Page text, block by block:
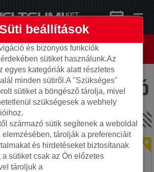
nem található
AJÁNLATOK
beállítások
és bizonyos funkciók
sütiket használunk.Az
egyes kategóriák alatt részletes
minden sütiről.A "Szükséges"
sütiket a böngésző tárolja, mivel
szükségesek a webhely
származó sütik segítenek a weboldal
elemzésében, tárolják a preferenciáit
és hirdetéseket biztosítanak
a sütiket csak az Ön előzetes
tároljuk a